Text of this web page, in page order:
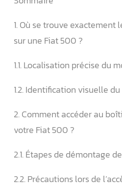
1. Où se trouve
sur une Fiat 500 ?
1.1. Localisation précise du
1.2. Identification visuelle
2. Comment accéder au
votre Fiat 500 ?
2.1. Étapes de démontage
2.2. Précautions lors de